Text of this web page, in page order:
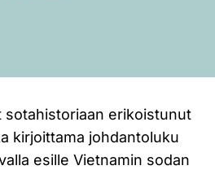
sotahistoriaan erikoistunut
kirjoittama johdantoluku
esille Vietnamin sodan